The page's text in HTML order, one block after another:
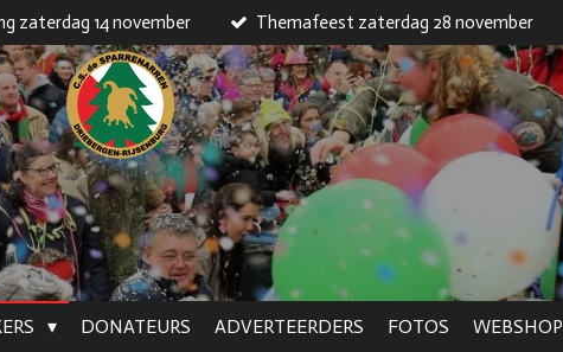
zaterdag 14 november Themafeest zaterdag 28 november
DONATEURS ADVERTEERDERS FOTOS WEBSHOP